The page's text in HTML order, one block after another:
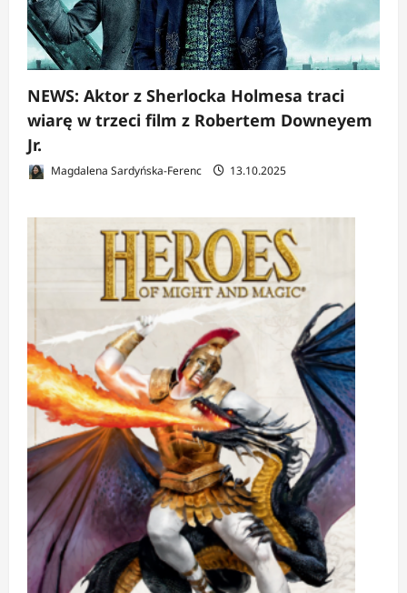
NEWS: Aktor z Sherlocka Holmesa traci
wiarę w trzeci film z Robertem Downeyem
Jr.
Magdalena Sardyńska-Ferenc 13.10.2025